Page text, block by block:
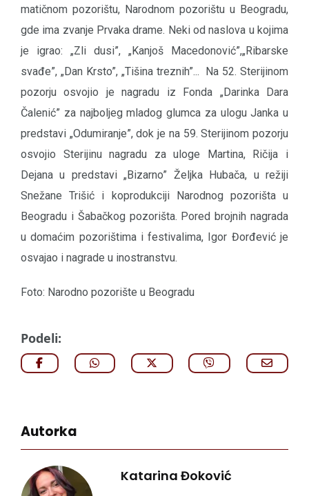
matičnom pozorištu, Narodnom pozorištu u Beogradu,
gde ima zvanje Prvaka drame. Neki od naslova u kojima
je igrao: „Zli dusi”, „Kanjoš Macedonović”,„Ribarske
svađe”, „Dan Krsto”, „Tišina treznih”... Na 52. Sterijinom
pozorju osvojio je nagradu iz Fonda „Darinka Dara
Čalenić” za najboljeg mladog glumca za ulogu Janka u
predstavi „Odumiranje”, dok je na 59. Sterijinom pozorju
osvojio Sterijinu nagradu za uloge Martina, Ričija i
Dejana u predstavi „Bizarno” Željka Hubača, u režiji
Snežane Trišić i koprodukciji Narodnog pozorišta u
Beogradu i Šabačkog pozorišta. Pored brojnih nagrada
u domaćim pozorištima i festivalima, Igor Đorđević je
osvajao i nagrade u inostranstvu.
Foto: Narodno pozorište u Beogradu
Podeli:
Autorka
Katarina Đoković